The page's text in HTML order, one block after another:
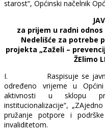
starost“, Općinski načelnik
za prijem u radni
Nedelišće za potrebe
projekta „Zaželi –
ŽElimo
I.
Raspisuje se
određeno vrijeme u
aktivnosti u sklopu
institucionalizacije“,
pružanje potpore i
invaliditetom.